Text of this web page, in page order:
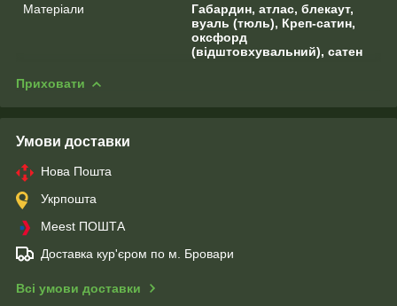
Матеріали
Габардин, атлас, блекаут,
вуаль (тюль), Креп-сатин,
оксфорд
(відштовхувальний), сатен
Приховати
Умови доставки
Нова Пошта
Укрпошта
Meest ПОШТА
Доставка кур'єром по м. Бровари
Всі умови доставки